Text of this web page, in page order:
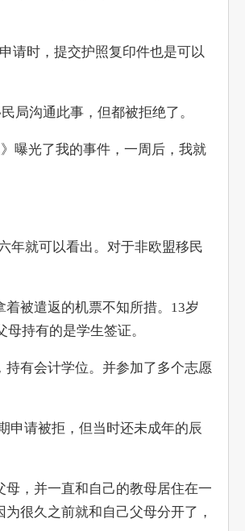
时，提交护照复印件也是可以
沟通此事，但都被拒绝了。
曝光了我的事件，一周后，我就
就可以看出。对于非欧盟移民
被遣返的机票不知所措。13岁
持有的是学生签证。
有会计学位。并参加了多个志愿
请被拒，但当时还未成年的辰
，并一直和自己的教母居住在一
很久之前就和自己父母分开了，